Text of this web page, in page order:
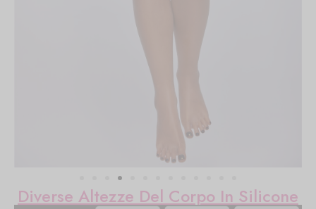
Diverse Altezze Del Corpo In Silicone